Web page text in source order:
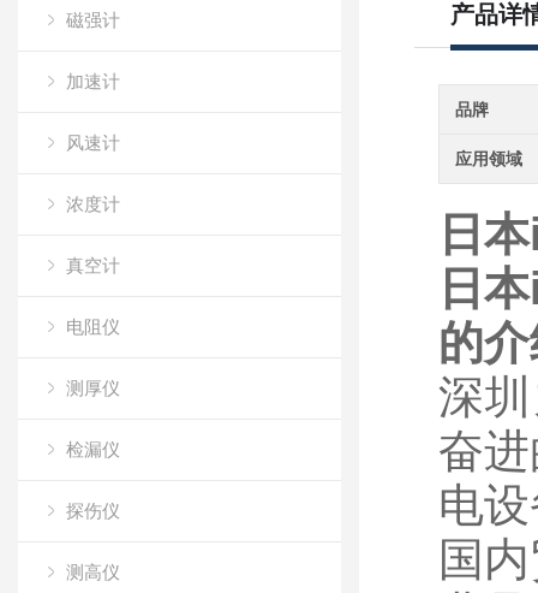
磁强计
加速计
风速计
浓度计
真空计
电阻仪
测厚仪
检漏仪
探伤仪
测高仪
产品详
品牌
应用领域
日
日
的
深
奋
电
国